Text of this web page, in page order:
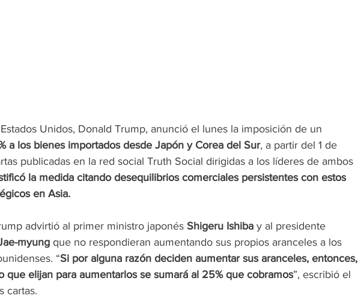
Unidos, Donald Trump, anunció el lunes la imposición de un
a los bienes importados desde Japón y Corea del Sur, a partir del 1 de
publicadas en la red social Truth Social dirigidas a los líderes de ambos
la medida citando desequilibrios comerciales persistentes con estos
en Asia.
advirtió al primer ministro japonés Shigeru Ishiba y al presidente
myung que no respondieran aumentando sus propios aranceles a los
“Si por alguna razón deciden aumentar sus aranceles, entonces,
que elijan para aumentarlos se sumará al 25% que cobramos”, escribió el
cartas.